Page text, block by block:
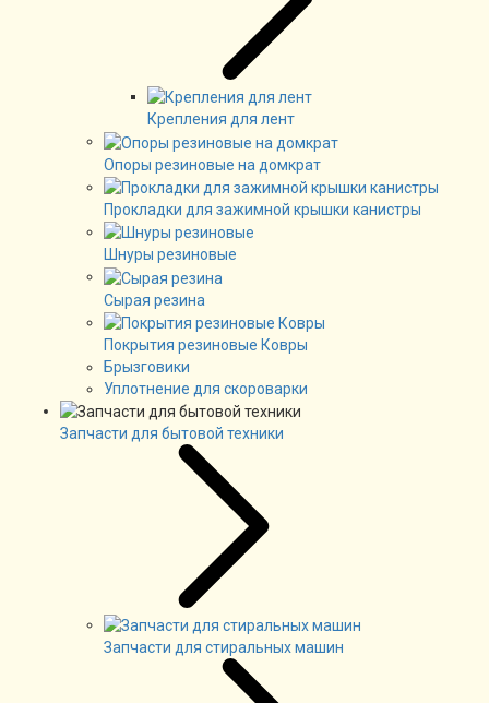
Крепления для лент
Опоры резиновые на домкрат
Прокладки для зажимной крышки канистры
Шнуры резиновые
Сырая резина
Покрытия резиновые Ковры
Брызговики
Уплотнение для скороварки
Запчасти для бытовой техники
Запчасти для стиральных машин